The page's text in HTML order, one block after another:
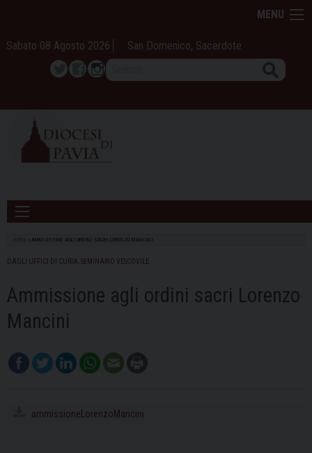
content
MENU
Sabato 08 Agosto 2026 San Domenico, Sacerdote
TwitterFacebook
Instagram
HOME AMMISSIONE AGLI ORDINI SACRI LORENZO MANCINI
DAGLI UFFICI DI CURIA SEMINARIO VESCOVILE
Ammissione agli ordini sacri Lorenzo
Mancini
ammissioneLorenzoMancini